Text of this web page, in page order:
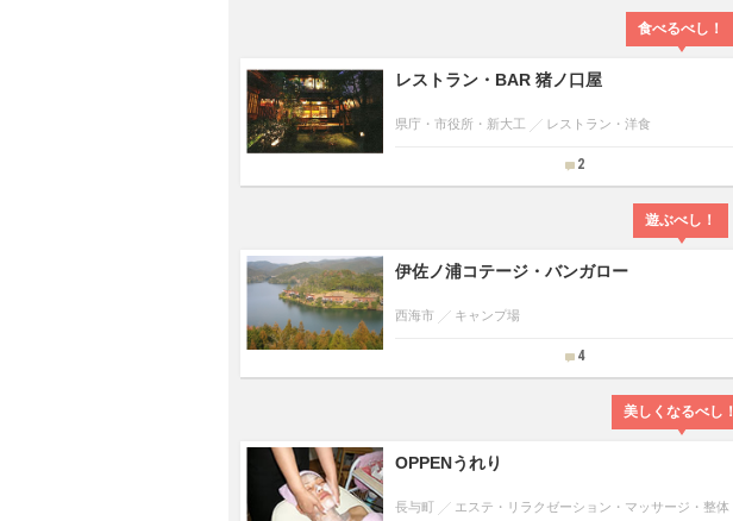
食べるべし！
レストラン・BAR 猪ノ口屋
県庁・市役所・新大工 レストラン・洋食
2
遊ぶべし！
伊佐ノ浦コテージ・バンガロー
西海市 キャンプ場
4
美しくなるべし！
OPPENうれり
長与町 エステ・リラクゼーション・マッサージ・整体